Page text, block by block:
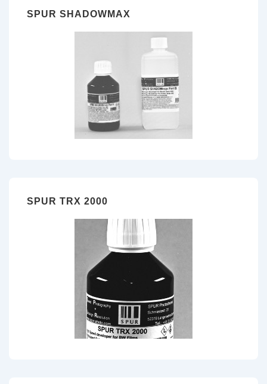
SPUR SHADOWMAX
SPUR TRX 2000